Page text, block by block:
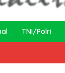
TNI/Polri